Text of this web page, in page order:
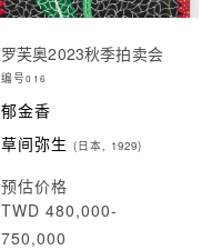
罗芙奥2023秋季拍卖会
编号016
郁金香
草间弥生 (日本, 1929)
预估价格
TWD 480,000-
750,000